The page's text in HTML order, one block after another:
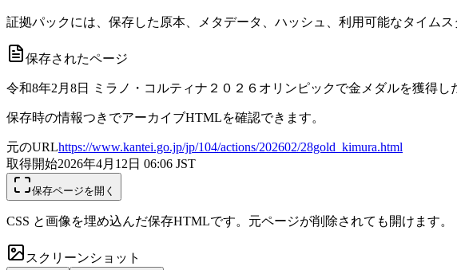
証拠パックには、保存した原本、メタデータ、ハッシュ、利用可能なタイム
保存されたページ
令和8年2月8日 ミラノ・コルティナ２０２６オリンピックで金メダルを獲得
保存時の情報つきでアーカイブHTMLを確認できます。
元のURLhttps://www.kantei.go.jp/jp/104/actions/202602/28gold_kimura.html
取得開始2026年4月12日 06:06 JST
保存ページを開く
CSS と画像を埋め込んだ保存HTMLです。元ページが削除されても開けます。
スクリーンショット